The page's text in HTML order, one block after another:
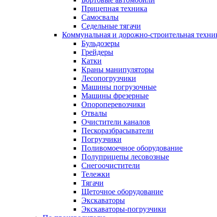
Прицепная техника
Самосвалы
Седельные тягачи
Коммунальная и дорожно-строительная
Бульдозеры
Грейдеры
Катки
Краны манипуляторы
Лесопогрузчики
Машины погрузочные
Машины фрезерные
Опороперевозчики
Отвалы
Очистители каналов
Пескоразбрасыватели
Погрузчики
Поливомоечное оборудование
Полуприцепы лесовозные
Снегоочистители
Тележки
Тягачи
Щеточное оборудование
Экскаваторы
Экскаваторы-погрузчики